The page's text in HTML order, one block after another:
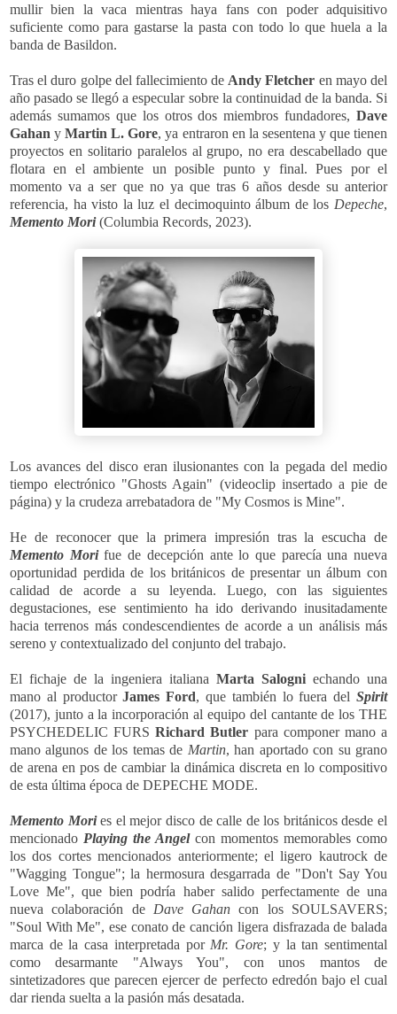
mullir bien la vaca mientras haya fans con poder adquisitivo
suficiente como para gastarse la pasta con todo lo que huela a la
banda de Basildon.
Tras el duro golpe del fallecimiento de Andy Fletcher en mayo del
año pasado se llegó a especular sobre la continuidad de la banda. Si
además sumamos que los otros dos miembros fundadores, Dave
Gahan yMartin L. Gore, ya entraron en la sesentena y que tienen
proyectos en solitario paralelos al grupo, no era descabellado que
flotara en el ambiente un posible punto y final. Pues por el
momento va a ser que no ya que tras 6 años desde su anterior
referencia, ha visto la luz el decimoquinto álbum de los Depeche,
Memento Mori(Columbia Records, 2023).
Los avances del disco eran ilusionantes con la pegada del medio
tiempo electrónico "Ghosts Again" (videoclip insertado a pie de
página) y la crudeza arrebatadora de "My Cosmos is Mine".
He de reconocer que la primera impresión tras la escucha de
Memento Morifue de decepción ante lo que parecía una nueva
oportunidad perdida de los británicos de presentar un álbum con
calidad de acorde a su leyenda. Luego, con las siguientes
degustaciones, ese sentimiento ha ido derivando inusitadamente
hacia terrenos más condescendientes de acorde a un análisis más
sereno y contextualizado del conjunto del trabajo.
El fichaje de la ingeniera italiana Marta Salogni echando una
mano al productorJames Ford, que también lo fuera delSpirit
(2017), junto a la incorporación al equipo del cantante de los THE
PSYCHEDELIC FURSRichard Butler para componer mano a
mano algunos de los temas de Martin, han aportado con su grano
de arena en pos de cambiar la dinámica discreta en lo compositivo
de esta última época de DEPECHE MODE.
Memento Mories el mejor disco de calle de los británicos desde el
mencionado Playing the Angel con momentos memorables como
los dos cortes mencionados anteriormente; el ligero kautrock de
"Wagging Tongue"; la hermosura desgarrada de "Don't Say You
Love Me", que bien podría haber salido perfectamente de una
nueva colaboración de Dave Gahancon los SOULSAVERS;
"Soul With Me", ese conato de canción ligera disfrazada de balada
marca de la casa interpretada por Mr. Gore; y la tan sentimental
como desarmante "Always You", con unos mantos de
sintetizadores que parecen ejercer de perfecto edredón bajo el cual
dar rienda suelta a la pasión más desatada.